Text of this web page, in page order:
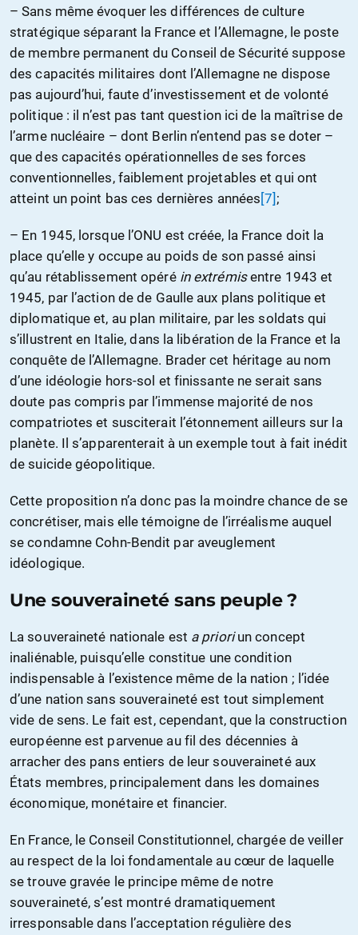
– Sans même évoquer les différences de culture
stratégique séparant la France et l’Allemagne, le poste
de membre permanent du Conseil de Sécurité suppose
des capacités militaires dont l’Allemagne ne dispose
pas aujourd’hui, faute d’investissement et de volonté
politique : il n’est pas tant question ici de la maîtrise de
l’arme nucléaire – dont Berlin n’entend pas se doter –
que des capacités opérationnelles de ses forces
conventionnelles, faiblement projetables et qui ont
atteint un point bas ces dernières années [7] ;
– En 1945, lorsque l’ONU est créée, la France doit la
place qu’elle y occupe au poids de son passé ainsi
qu’au rétablissement opéré in extrémisentre 1943 et
1945, par l’action de de Gaulle aux plans politique et
diplomatique et, au plan militaire, par les soldats qui
s’illustrent en Italie, dans la libération de la France et la
conquête de l’Allemagne. Brader cet héritage au nom
d’une idéologie hors-sol et finissante ne serait sans
doute pas compris par l’immense majorité de nos
compatriotes et susciterait l’étonnement ailleurs sur la
planète. Il s’apparenterait à un exemple tout à fait inédit
de suicide géopolitique.
Cette proposition n’a donc pas la moindre chance de se
concrétiser, mais elle témoigne de l’irréalisme auquel
se condamne Cohn-Bendit par aveuglement
idéologique.
Une souveraineté sans peuple ?
La souveraineté nationale est a prioriun concept
inaliénable, puisqu’elle constitue une condition
indispensable à l’existence même de la nation ; l’idée
d’une nation sans souveraineté est tout simplement
vide de sens. Le fait est, cependant, que la construction
européenne est parvenue au fil des décennies à
arracher des pans entiers de leur souveraineté aux
États membres, principalement dans les domaines
économique, monétaire et financier.
En France, le Conseil Constitutionnel, chargée de veiller
au respect de la loi fondamentale au cœur de laquelle
se trouve gravée le principe même de notre
souveraineté, s’est montré dramatiquement
irresponsable dans l’acceptation régulière des